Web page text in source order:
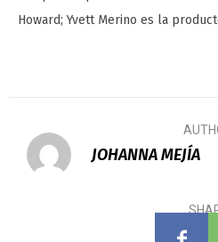
Howard; Yvett Merino es la
JOHANNA MEJÍA